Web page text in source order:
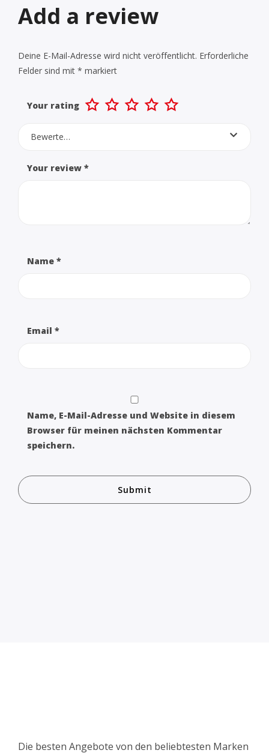
Add a review
Deine E-Mail-Adresse wird nicht veröffentlicht. Erforderliche
Felder sind mit * markiert
Your rating
Bewerte…
Your review *
Name *
Email *
Name, E-Mail-Adresse und Website in diesem
Browser für meinen nächsten Kommentar
speichern.
Die besten Angebote von den beliebtesten Marken